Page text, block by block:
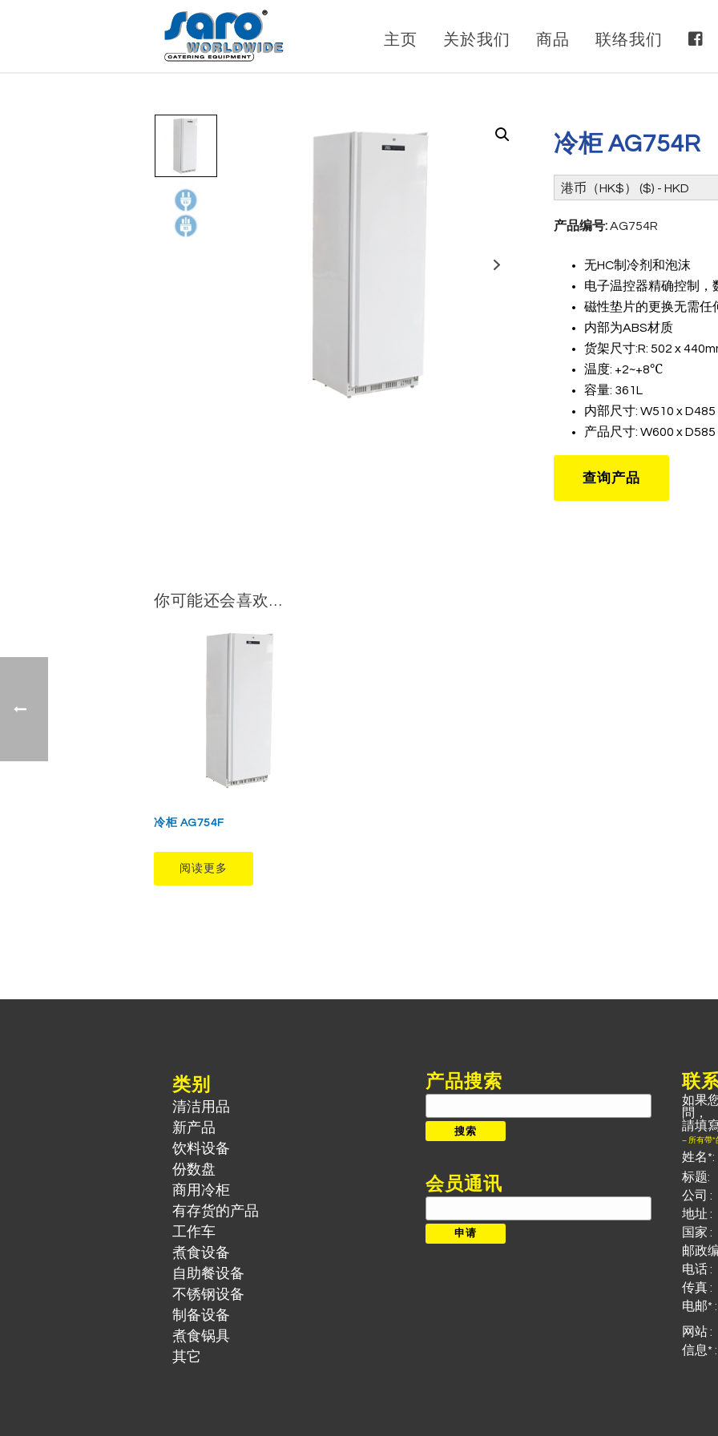
主页 关於我们 商品 联络我们
冷柜 AG754R
港币（HK$） ($) - HKD
产品编号:AG754R
无HC制冷剂和泡沫
电子温控器精确控制，
磁性垫片的更换无需任
内部为ABS材质
货架尺寸:R: 502 x
温度: +2~+8℃
容量: 361L
内部尺寸: W510 x
产品尺寸: W600 x
你可能还会喜欢…
冷柜 AG754F
阅读更多
类别
清洁用品
新产品
饮料设备
份数盘
商用冷柜
有存货的产品
工作车
煮食设备
自助餐设备
不锈钢设备
制备设备
煮食锅具
其它
产品搜索
索：
搜索
会员通讯
联
如果
問，
請填
– 所有帶*
姓名*:
标题:
公司 :
地址 :
国家 :
邮政
电话 :
传真 :
电邮* :
网站 :
信息* :